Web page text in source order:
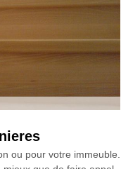
ou pour votre immeuble.